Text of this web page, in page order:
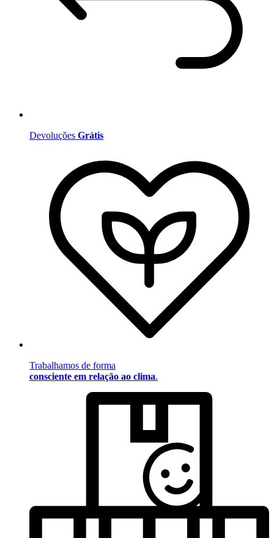
Devoluções Grátis
Trabalhamos de forma
consciente em relação ao clima.